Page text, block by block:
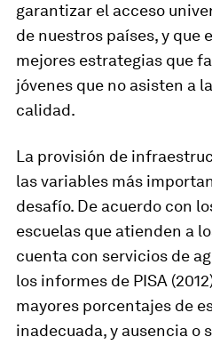
garantizar el acceso
de nuestros países, y que
mejores estrategias que
jóvenes que no asisten a
calidad.
La provisión de
las variables más
desafío. De acuerdo con
escuelas que atienden a
cuenta con servicios de
los informes de PISA
mayores porcentajes de
inadecuada, y ausencia o